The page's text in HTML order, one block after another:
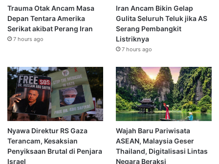
Trauma Otak Ancam Masa
Depan Tentara Amerika
Serikat akibat Perang Iran
7 hours ago
Iran Ancam Bikin Gelap
Gulita Seluruh Teluk jika AS
Serang Pembangkit
Listriknya
7 hours ago
Nyawa Direktur RS Gaza
Terancam, Kesaksian
Penyiksaan Brutal di Penjara
Israel
Wajah Baru Pariwisata
ASEAN, Malaysia Geser
Thailand, Digitalisasi Lintas
Negara Beraksi